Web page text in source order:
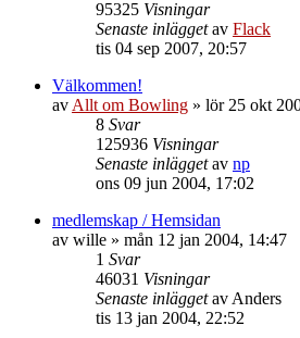
95325 Visningar
Senaste inläggetav Flack
tis 04 sep 2007, 20:57
Välkommen!
av Allt om Bowling » lör 25 okt
8 Svar
125936 Visningar
Senaste inläggetav np
ons 09 jun 2004, 17:02
medlemskap / Hemsidan
av wille » mån 12 jan 2004, 14:47
1 Svar
46031 Visningar
Senaste inläggetav Anders
tis 13 jan 2004, 22:52